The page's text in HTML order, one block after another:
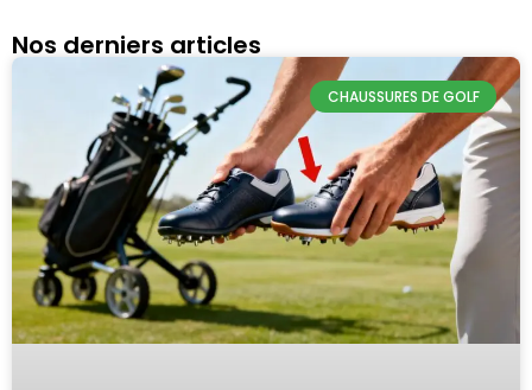
Nos derniers articles
CHAUSSURES DE GOLF